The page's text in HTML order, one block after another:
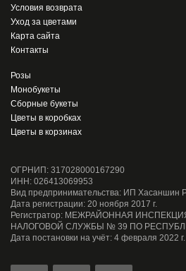
Условия возврата
Уход за цветами
Карта сайта
Контакты
Розы
Монобукеты
Сборные букеты
Цветы в коробках
Цветы в корзинах
ОГРНИП: 317028000167290
ИНН: 026413069953
Вид предпринимательства: ИП Хасаншин
Дата регистрации: 20 ноября 2017 г.
Регистратор: МЕЖРАЙОННАЯ
НАЛОГОВОЙ СЛУЖБЫ № 39 ПО
Дата постановки на учёт: 4 февраля 2022 г.